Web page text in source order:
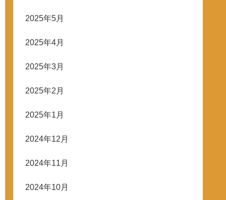
2025年5月
2025年4月
2025年3月
2025年2月
2025年1月
2024年12月
2024年11月
2024年10月